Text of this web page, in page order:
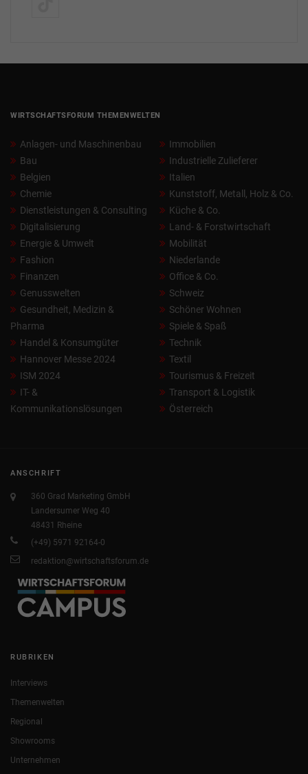
WIRTSCHAFTSFORUM THEMENWELTEN
Anlagen- und Maschinenbau
Bau
Belgien
Chemie
Dienstleistungen & Consulting
Digitalisierung
Energie & Umwelt
Fashion
Finanzen
Genusswelten
Gesundheit, Medizin &
Pharma
Handel & Konsumgüter
Hannover Messe 2024
ISM 2024
IT- &
Kommunikationslösungen
Immobilien
Industrielle Zulieferer
Italien
Kunststoff, Metall, Holz & Co.
Küche & Co.
Land- & Forstwirtschaft
Mobilität
Niederlande
Office & Co.
Schweiz
Schöner Wohnen
Spiele & Spaß
Technik
Textil
Tourismus & Freizeit
Transport & Logistik
Österreich
ANSCHRIFT
360 Grad Marketing GmbH
Landersumer Weg 40
48431 Rheine
(+49) 5971 92164-0
redaktion@wirtschaftsforum.de
RUBRIKEN
Interviews
Themenwelten
Regional
Showrooms
Unternehmen